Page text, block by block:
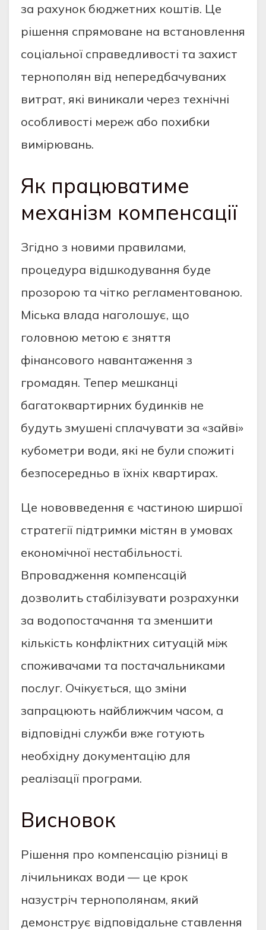
за рахунок бюджетних коштів. Це
рішення спрямоване на встановлення
соціальної справедливості та захист
тернополян від непередбачуваних
витрат, які виникали через технічні
особливості мереж або похибки
вимірювань.
Як працюватиме
механізм компенсації
Згідно з новими правилами,
процедура відшкодування буде
прозорою та чітко регламентованою.
Міська влада наголошує, що
головною метою є зняття
фінансового навантаження з
громадян. Тепер мешканці
багатоквартирних будинків не
будуть змушені сплачувати за «зайві»
кубометри води, які не були спожиті
безпосередньо в їхніх квартирах.
Це нововведення є частиною ширшої
стратегії підтримки містян в умовах
економічної нестабільності.
Впровадження компенсацій
дозволить стабілізувати розрахунки
за водопостачання та зменшити
кількість конфліктних ситуацій між
споживачами та постачальниками
послуг. Очікується, що зміни
запрацюють найближчим часом, а
відповідні служби вже готують
необхідну документацію для
реалізації програми.
Висновок
Рішення про компенсацію різниці в
лічильниках води — це крок
назустріч тернополянам, який
демонструє відповідальне ставлення